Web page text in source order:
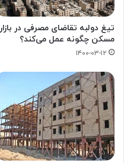
تیغ دولبه تقاضای مصرفی در بازار
مسکن چگونه عمل می‌کند؟
۱۴۰۰-۰۳-۱۲